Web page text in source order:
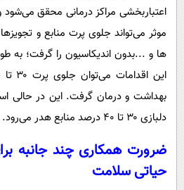
اعتباربخشی مراکز درمانی محقق می‌شود
موثر می‌تواند جلوی پرت منابع و
ها و ...بدون اندیکاسیون را گرفت؛ به
بهداشت و درمان گرفت. این در حالی
دلبازی ۳۰ تا ۴۰ درصد منابع هدر می‌رود.
ضرورت همکاری چند جانبه
حیاتی سلامت